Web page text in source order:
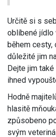
Určitě si s
oblíbené jídlo
během cesty,
důležité jim
Dejte jim
ihned
Hodně
hlasitě
způsobeno
svým